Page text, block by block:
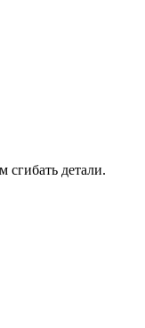
сгибать детали.